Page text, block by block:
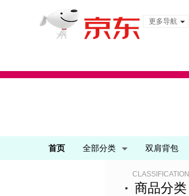
更多导航
首页 全部分类 双肩背包
CLASSIFICATION
商品分类